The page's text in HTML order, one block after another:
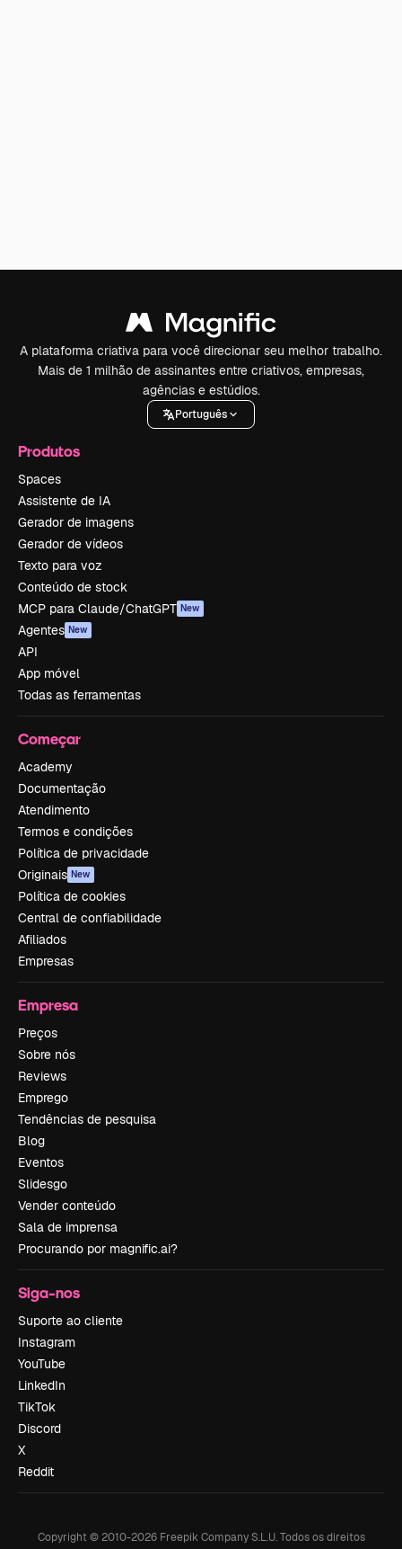
A plataforma criativa para você direcionar seu melhor trabalho.
Mais de 1 milhão de assinantes entre criativos, empresas,
agências e estúdios.
Português
Produtos
Spaces
Assistente de IA
Gerador de imagens
Gerador de vídeos
Texto para voz
Conteúdo de stock
MCP para Claude/ChatGPT New
Agentes New
API
App móvel
Todas as ferramentas
Começar
Academy
Documentação
Atendimento
Termos e condições
Política de privacidade
Originais New
Política de cookies
Central de confiabilidade
Afiliados
Empresas
Empresa
Preços
Sobre nós
Reviews
Emprego
Tendências de pesquisa
Blog
Eventos
Slidesgo
Vender conteúdo
Sala de imprensa
Procurando por magnific.ai?
Siga-nos
Suporte ao cliente
Instagram
YouTube
LinkedIn
TikTok
Discord
X
Reddit
Copyright © 2010-2026Freepik Company S.L.U. Todos os direitos